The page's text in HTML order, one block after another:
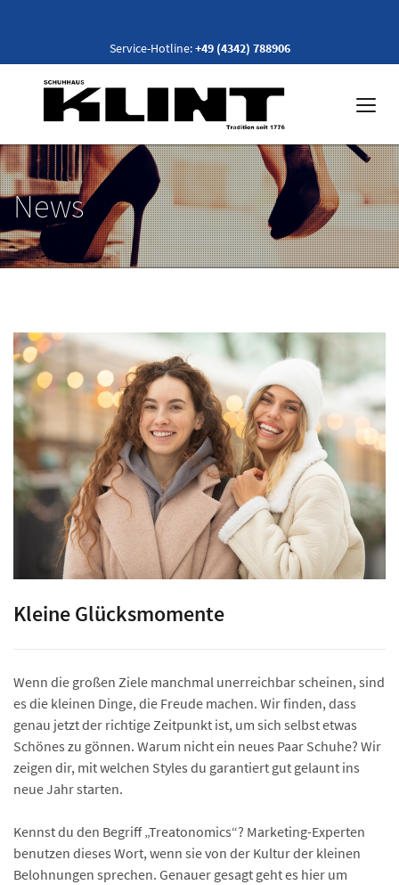
Service-Hotline:+49 (4342) 788906
News
Kleine Glücksmomente
Wenn die großen Ziele manchmal unerreichbar scheinen, sind
es die kleinen Dinge, die Freude machen. Wir finden, dass
genau jetzt der richtige Zeitpunkt ist, um sich selbst etwas
Schönes zu gönnen. Warum nicht ein neues Paar Schuhe? Wir
zeigen dir, mit welchen Styles du garantiert gut gelaunt ins
neue Jahr starten.
Kennst du den Begriff „Treatonomics“? Marketing-Experten
benutzen dieses Wort, wenn sie von der Kultur der kleinen
Belohnungen sprechen. Genauer gesagt geht es hier um